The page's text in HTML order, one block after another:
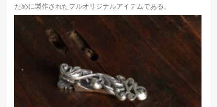
ために製作されたフルオリジナルアイテムである。